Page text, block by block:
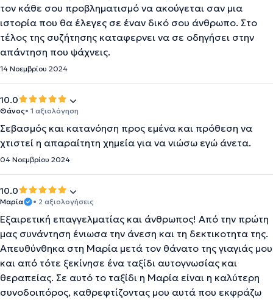
τον κάθε σου προβληματισμό να ακούγεται σαν μια
ιστορία που θα έλεγες σε έναν δικό σου άνθρωπο. Στο
τέλος της συζήτησης καταφερνει να σε οδηγήσει στην
απάντηση που ψάχνεις.
14 Νοεμβρίου 2024
10.0
Θάνος• 1 αξιολόγηση
Σεβασμός και κατανόηση προς εμένα και πρόθεση να
χτιστεί η απαραίτητη χημεία για να νιώσω εγώ άνετα.
04 Νοεμβρίου 2024
10.0
Μαρία • 2 αξιολογήσεις
Εξαιρετική επαγγελματίας και άνθρωπος! Από την πρώτη
μας συνάντηση ένιωσα την άνεση και τη δεκτικοτητα της.
Απευθύνθηκα στη Μαρία μετά τον θάνατο της γιαγιάς μου
και από τότε ξεκίνησε ένα ταξίδι αυτογνωσίας και
θεραπείας. Σε αυτό το ταξίδι η Μαρία είναι η καλύτερη
συνοδοιπόρος, καθρεφτίζοντας μου αυτά που εκφράζω